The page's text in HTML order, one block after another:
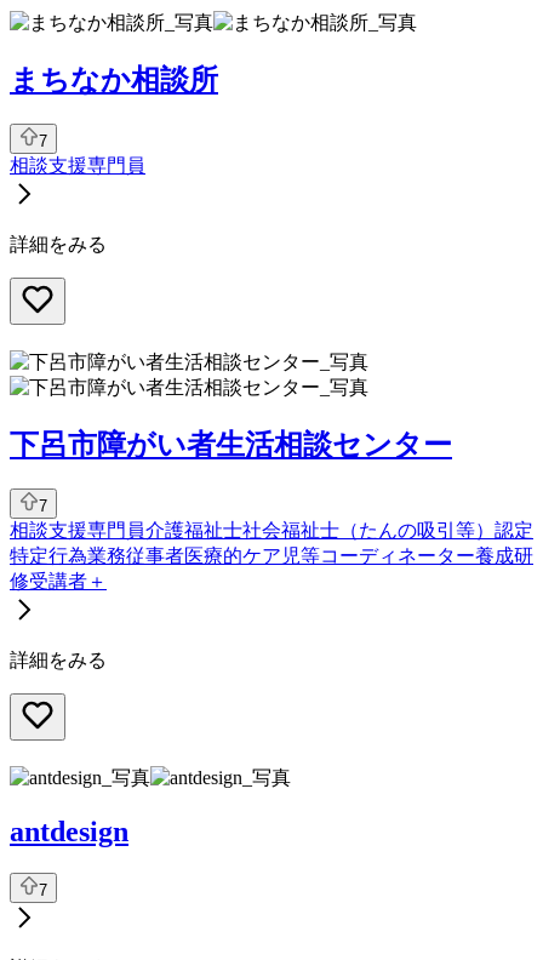
まちなか相談所
7
相談支援専門員
詳細をみる
下呂市障がい者生活相談センター
7
相談支援専門員介護福祉士社会福祉士 （たんの吸引等）認定
特定行為業務従事者医療的ケア児等コーディネーター養成研
修受講者＋
詳細をみる
antdesign
7